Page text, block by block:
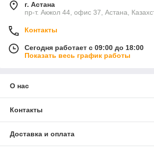
г. Астана
пр-т. Акжол 44, офис 37, Астана,
Контакты
Сегодня работает с 09:00 до 18:00
Показать весь график работы
О нас
Контакты
Доставка и оплата